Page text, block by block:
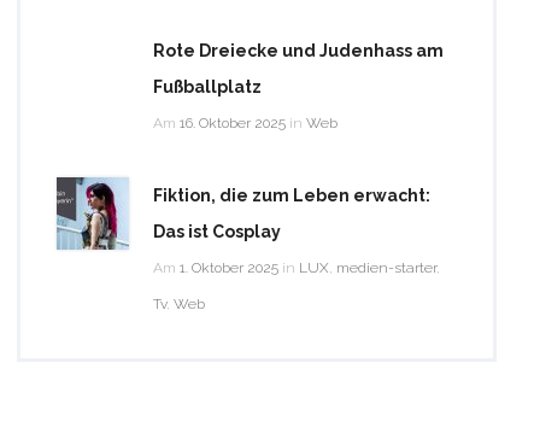
Rote Dreiecke und Judenhass am
Fußballplatz
Am 16. Oktober 2025 in Web
Fiktion, die zum Leben erwacht:
Das ist Cosplay
Am 1. Oktober 2025 in LUX medien-starter,
Tv, Web